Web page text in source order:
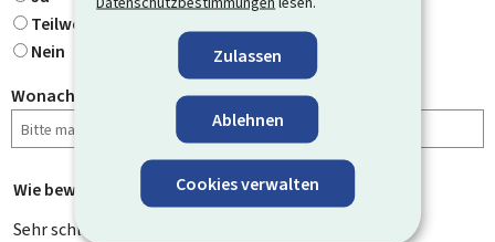
Zulassen
Ablehnen
Cookies verwalten
Teilweise
Nein
Wonach haben Sie gesucht?
Wie bewerten Sie diese Seite? *
Sehr schlecht